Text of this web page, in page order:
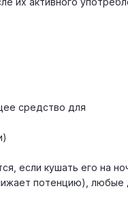
средство для
если кушать его на
потенцию), любые